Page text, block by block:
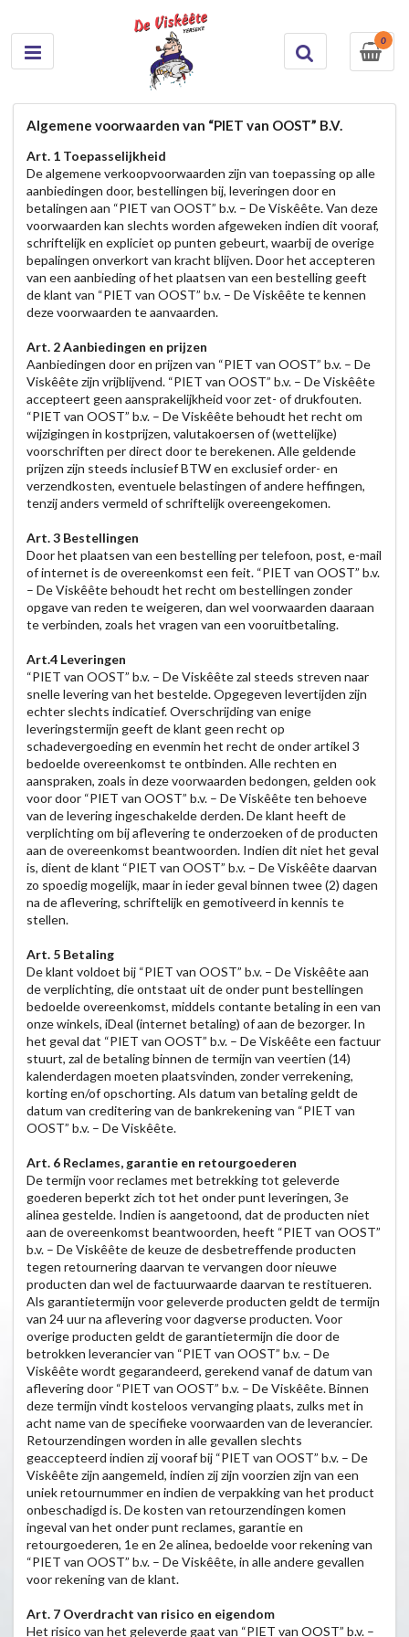
0
Algemene voorwaarden van “PIET van OOST” B.V.
Art. 1 Toepasselijkheid
De algemene verkoopvoorwaarden zijn van toepassing op alle
aanbiedingen door, bestellingen bij, leveringen door en
betalingen aan “PIET van OOST” b.v. – De Viskêête. Van deze
voorwaarden kan slechts worden afgeweken indien dit vooraf,
schriftelijk en expliciet op punten gebeurt, waarbij de overige
bepalingen onverkort van kracht blijven. Door het accepteren
van een aanbieding of het plaatsen van een bestelling geeft
de klant van “PIET van OOST” b.v. – De Viskêête te kennen
deze voorwaarden te aanvaarden.
Art. 2 Aanbiedingen en prijzen
Aanbiedingen door en prijzen van “PIET van OOST” b.v. – De
Viskêête zijn vrijblijvend. “PIET van OOST” b.v. – De Viskêête
accepteert geen aansprakelijkheid voor zet- of drukfouten.
“PIET van OOST” b.v. – De Viskêête behoudt het recht om
wijzigingen in kostprijzen, valutakoersen of (wettelijke)
voorschriften per direct door te berekenen. Alle geldende
prijzen zijn steeds inclusief BTW en exclusief order- en
verzendkosten, eventuele belastingen of andere heffingen,
tenzij anders vermeld of schriftelijk overeengekomen.
Art. 3 Bestellingen
Door het plaatsen van een bestelling per telefoon, post, e-mail
of internet is de overeenkomst een feit. “PIET van OOST” b.v.
– De Viskêête behoudt het recht om bestellingen zonder
opgave van reden te weigeren, dan wel voorwaarden daaraan
te verbinden, zoals het vragen van een vooruitbetaling.
Art.4 Leveringen
“PIET van OOST” b.v. – De Viskêête zal steeds streven naar
snelle levering van het bestelde. Opgegeven levertijden zijn
echter slechts indicatief. Overschrijding van enige
leveringstermijn geeft de klant geen recht op
schadevergoeding en evenmin het recht de onder artikel 3
bedoelde overeenkomst te ontbinden. Alle rechten en
aanspraken, zoals in deze voorwaarden bedongen, gelden ook
voor door “PIET van OOST” b.v. – De Viskêête ten behoeve
van de levering ingeschakelde derden. De klant heeft de
verplichting om bij aflevering te onderzoeken of de producten
aan de overeenkomst beantwoorden. Indien dit niet het geval
is, dient de klant “PIET van OOST” b.v. – De Viskêête daarvan
zo spoedig mogelijk, maar in ieder geval binnen twee (2) dagen
na de aflevering, schriftelijk en gemotiveerd in kennis te
stellen.
Art. 5 Betaling
De klant voldoet bij “PIET van OOST” b.v. – De Viskêête aan
de verplichting, die ontstaat uit de onder punt bestellingen
bedoelde overeenkomst, middels contante betaling in een van
onze winkels, iDeal (internet betaling) of aan de bezorger. In
het geval dat “PIET van OOST” b.v. – De Viskêête een factuur
stuurt, zal de betaling binnen de termijn van veertien (14)
kalenderdagen moeten plaatsvinden, zonder verrekening,
korting en/of opschorting. Als datum van betaling geldt de
datum van creditering van de bankrekening van “PIET van
OOST” b.v. – De Viskêête.
Art. 6 Reclames, garantie en retourgoederen
De termijn voor reclames met betrekking tot geleverde
goederen beperkt zich tot het onder punt leveringen, 3e
alinea gestelde. Indien is aangetoond, dat de producten niet
aan de overeenkomst beantwoorden, heeft “PIET van OOST”
b.v. – De Viskêête de keuze de desbetreffende producten
tegen retournering daarvan te vervangen door nieuwe
producten dan wel de factuurwaarde daarvan te restitueren.
Als garantietermijn voor geleverde producten geldt de termijn
van 24 uur na aflevering voor dagverse producten. Voor
overige producten geldt de garantietermijn die door de
betrokken leverancier van “PIET van OOST” b.v. – De
Viskêête wordt gegarandeerd, gerekend vanaf de datum van
aflevering door “PIET van OOST” b.v. – De Viskêête. Binnen
deze termijn vindt kosteloos vervanging plaats, zulks met in
acht name van de specifieke voorwaarden van de leverancier.
Retourzendingen worden in alle gevallen slechts
geaccepteerd indien zij vooraf bij “PIET van OOST” b.v. – De
Viskêête zijn aangemeld, indien zij zijn voorzien zijn van een
uniek retournummer en indien de verpakking van het product
onbeschadigd is. De kosten van retourzendingen komen
ingeval van het onder punt reclames, garantie en
retourgoederen, 1e en 2e alinea, bedoelde voor rekening van
“PIET van OOST” b.v. – De Viskêête, in alle andere gevallen
voor rekening van de klant.
Art. 7 Overdracht van risico en eigendom
Het risico van het geleverde gaat van “PIET van OOST” b.v. –